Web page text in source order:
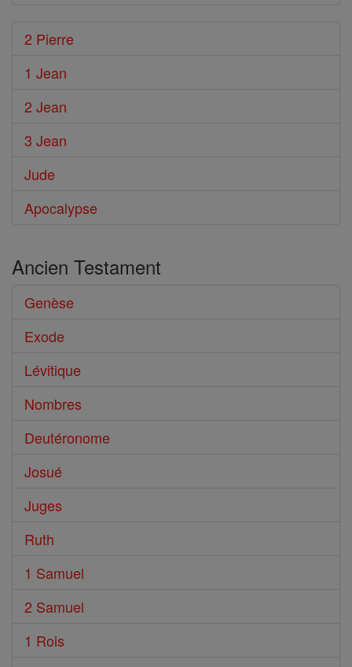
2 Pierre
1 Jean
2 Jean
3 Jean
Jude
Apocalypse
Ancien Testament
Genèse
Exode
Lévitique
Nombres
Deutéronome
Josué
Juges
Ruth
1 Samuel
2 Samuel
1 Rois